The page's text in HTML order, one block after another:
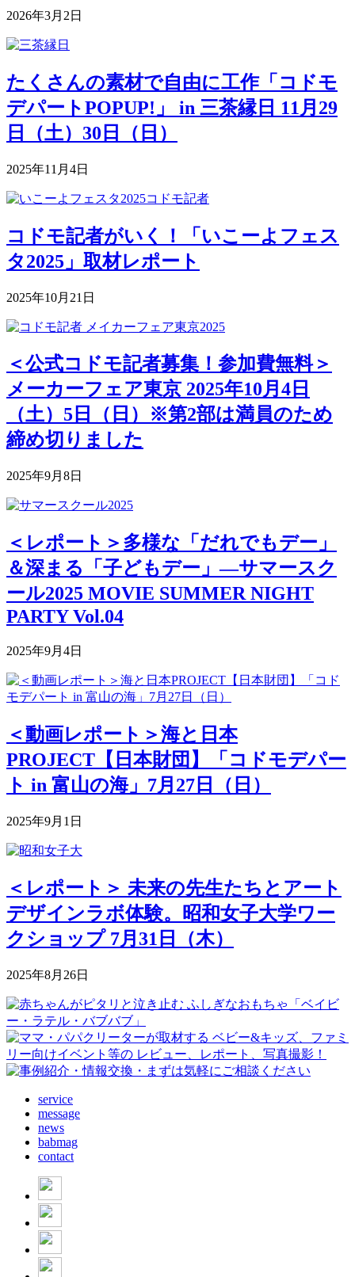
2026年3月2日
たくさんの素材で自由に工作「コドモ
デパートPOPUP!」 in 三茶縁日 11月29
日（土）30日（日）
2025年11月4日
コドモ記者がいく！「いこーよフェス
タ2025」取材レポート
2025年10月21日
＜公式コドモ記者募集！参加費無料＞
メーカーフェア東京 2025年10月4日
（土）5日（日）※第2部は満員のため
締め切りました
2025年9月8日
＜レポート＞多様な「だれでもデー」
＆深まる「子どもデー」―サマースク
ール2025 MOVIE SUMMER NIGHT
PARTY Vol.04
2025年9月4日
＜動画レポート＞海と日本
PROJECT【日本財団】「コドモデパー
ト in 富山の海」7月27日（日）
2025年9月1日
＜レポート＞ 未来の先生たちとアート
デザインラボ体験。昭和女子大学ワー
クショップ 7月31日（木）
2025年8月26日
service
message
news
babmag
contact